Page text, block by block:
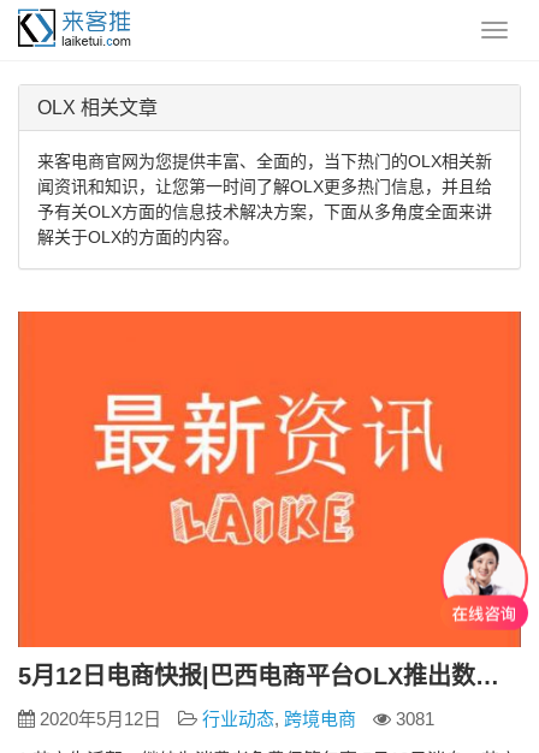
OLX 相关文章
来客电商官网为您提供丰富、全面的，当下热门的OLX相关新
闻资讯和知识，让您第一时间了解OLX更多热门信息，并且给
予有关OLX方面的信息技术解决方案，下面从多角度全面来讲
解关于OLX的方面的内容。
5月12日电商快报|巴西电商平台OLX推出数字钱包OLX Pay 允许用信用卡分期付款
2020年5月12日 行业动态, 跨境电商
3081